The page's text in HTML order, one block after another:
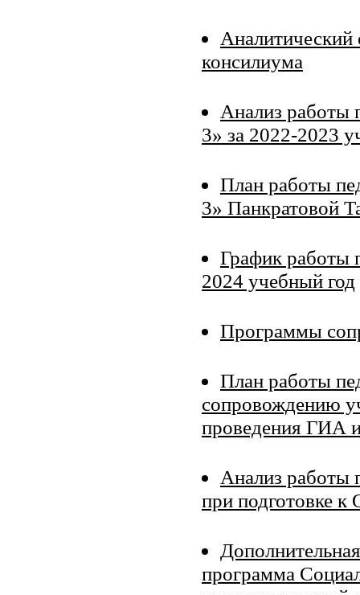
Аналитический
консилиума
Анализ
3» за 2022-2023
План работы
3» Панкратовой
График работы
2024 учебный год
Программы
План работы
сопровождению
проведения ГИА
Анализ работы
при подготовке
программа